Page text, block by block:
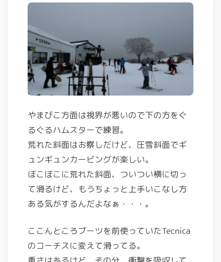
やまびこ方面は視界が悪いので下の方をぐ
るぐるハムスターで練習。
荒れた斜面はお察しだけど、圧雪斜面でギ
ュンギュンカービングが楽しい。
ぼこぼこに荒れた斜面、ついつい横に切っ
て滑るけど、もうちょっと上手いこなし方
ある気がするんだよなぁ・・・。
ここんところブーツを前使っていたTecnica
のコーチスに変えて滑ってる。